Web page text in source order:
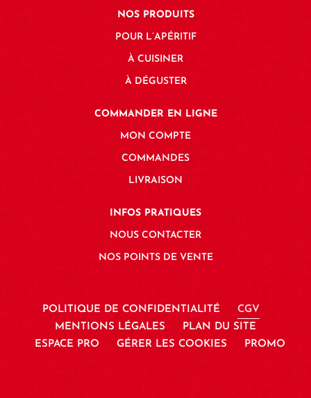
NOS PRODUITS
POUR L’APÉRITIF
À CUISINER
À DÉGUSTER
COMMANDER EN LIGNE
MON COMPTE
COMMANDES
LIVRAISON
INFOS PRATIQUES
NOUS CONTACTER
NOS POINTS DE VENTE
POLITIQUE DE CONFIDENTIALITÉ
CGV
MENTIONS LÉGALES
PLAN DU SITE
ESPACE PRO
GÉRER LES COOKIES PROMO